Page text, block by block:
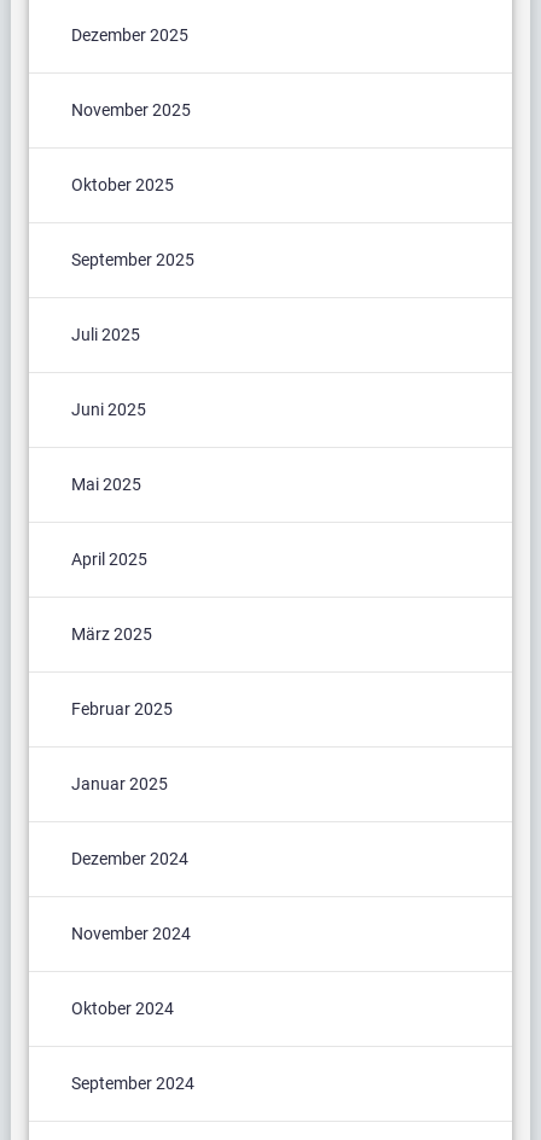
Dezember 2025
November 2025
Oktober 2025
September 2025
Juli 2025
Juni 2025
Mai 2025
April 2025
März 2025
Februar 2025
Januar 2025
Dezember 2024
November 2024
Oktober 2024
September 2024